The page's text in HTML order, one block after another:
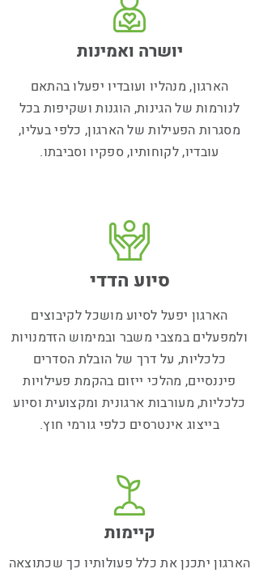
יושרה ואמינות
הארגון, מנהליו ועובדיו יפעלו בהתאם
לנורמות של הגינות, הוגנות ושקיפות בכל
מסגרות הפעילות של הארגון, כלפי בעליו,
עובדיו, לקוחותיו, ספקיו וסביבתו.
סיוע הדדי
הארגון יפעל לסיוע מושכל לקיבוצים
ולמפעלים במצבי משבר ובמימוש הזדמנויות
כלכליות, על דרך של הובלת הסדרים
פיננסיים, מהלכי ייזום בהקמת פעילויות
כלכליות, מעורבות ארגונית ומקצועית וסיוע
בייצוג אינטרסים כלפי גורמי חוץ.
קיימות
הארגון יתכנן את כלל פעולותיו כך שכתוצאה